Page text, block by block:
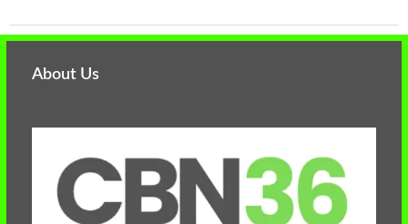
About Us